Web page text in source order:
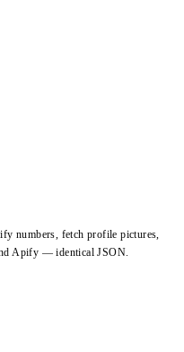
numbers, fetch profile pictures,
Apify — identical JSON.